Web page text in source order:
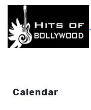
Calendar